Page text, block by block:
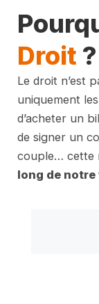
Droit ?
Le droit n’est
uniquement les
d’acheter un
de signer un
couple… cette
long de notre